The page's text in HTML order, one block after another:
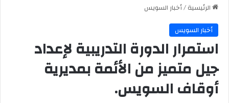
الرئيسية/أخبار السويس
أخبار السويس
استمرار الدورة التدريبية لإعداد
جيل متميز من الأئمة بمديرية
أوقاف السويس.